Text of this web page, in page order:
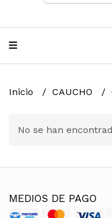
Inicio CAUCHO
No se han
MEDIOS DE PAGO